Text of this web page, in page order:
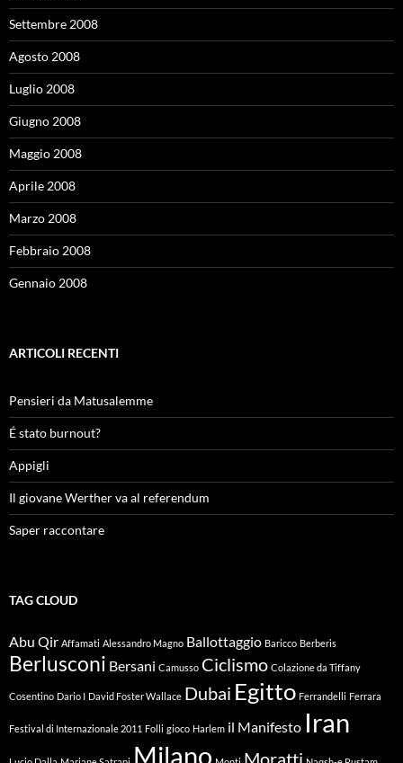
Settembre 2008
Agosto 2008
Luglio 2008
Giugno 2008
Maggio 2008
Aprile 2008
Marzo 2008
Febbraio 2008
Gennaio 2008
ARTICOLI RECENTI
Pensieri da Matusalemme
É stato burnout?
Appigli
Il giovane Werther va al referendum
Saper raccontare
TAG CLOUD
Abu Qir Affamati Alessandro Magno Ballottaggio Baricco Berberis
Berlusconi Bersani Camusso Ciclismo Colazione da Tiffany
Cosentino Dario I David Foster Wallace Dubai Egitto Ferrandelli Ferrara
Festival di Internazionale 2011 Folli gioco Harlem il Manifesto Iran
Milano Moratti